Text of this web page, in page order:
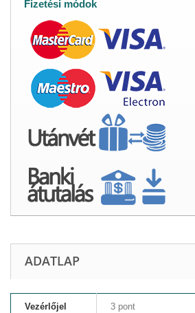
Fizetési módok
ADATLAP
Vezérlőjel 3 pont